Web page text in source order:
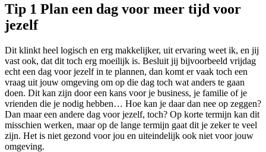
Tip 1 Plan een dag voor meer tijd voor
jezelf
Dit klinkt heel logisch en erg makkelijker, uit ervaring weet ik, en jij
vast ook, dat dit toch erg moeilijk is. Besluit jij bijvoorbeeld vrijdag
echt een dag voor jezelf in te plannen, dan komt er vaak toch een
vraag uit jouw omgeving om op die dag toch wat anders te gaan
doen. Dit kan zijn door een kans voor je business, je familie of je
vrienden die je nodig hebben… Hoe kan je daar dan nee op zeggen?
Dan maar een andere dag voor jezelf, toch? Op korte termijn kan dit
misschien werken, maar op de lange termijn gaat dit je zeker te veel
zijn. Het is niet gezond voor jou en uiteindelijk ook niet voor jouw
omgeving.